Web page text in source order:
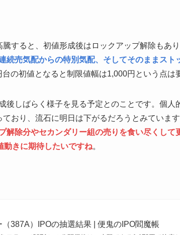
すると、初値形成後はロックアップ解除もあ
続売気配からの特別気配、そしてそのままスト
台の初値となると制限値幅は1,000円という点は
後しばらく様子を見る予定とのことです。個人
おり、流石に明日は下がるだろうとみていま
解除分やセカンダリー組の売りを食い尽くして
動きに期待したいですね。
（387A）IPOの抽選結果 | 便鬼のIPO閻魔帳